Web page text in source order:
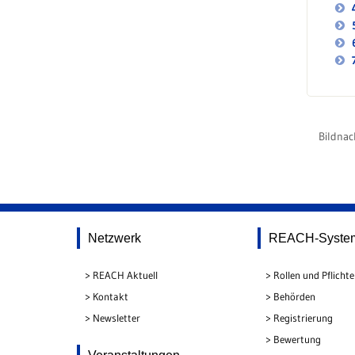
Netzwerk
REACH Aktuell
Kontakt
Newsletter
REACH-
Rollen und
Behörden
Registrierung
Bewertung